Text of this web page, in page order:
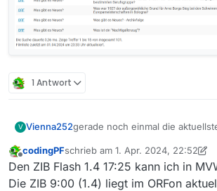
1 Antwort
V Vienna252gerade noch einmal die
Die 3 Sendungen fehlen nach
Hinzukommen kommen noch die
heute und ein ZIB Flash um
Offline
codingPFschrieb am 1. Apr. 2024, 22:52
zuletzt editiert von codingPF4.
Den ZIB Flash 1.4 17:25 kann ich in
Die ZIB 9:00 (1.4) liegt im ORFon